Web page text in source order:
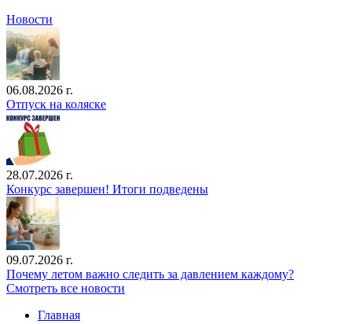
Новости
06.08.2026 г.
Отпуск на коляске
28.07.2026 г.
Конкурс завершен! Итоги подведены
09.07.2026 г.
Почему летом важно следить за давлением каждому?
Смотреть все новости
Главная